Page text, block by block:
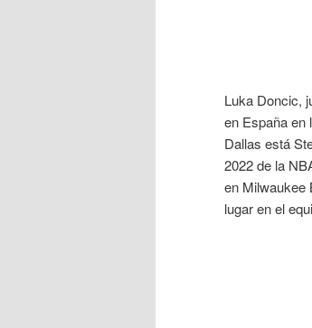
Luka Doncic,
en España en
Dallas está
2022 de la
en Milwaukee
lugar en el